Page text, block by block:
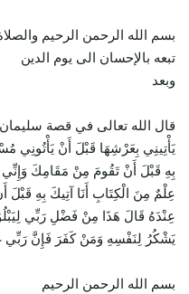
بسم الله الرحمن الرحيم
تبعه بالإحسان الى يوم الدين
وبعد
قال الله تعالى في قصة سليمان
يَأْتِينِي بِعَرْشِهَا قَبْلَ أَنْ يَأْتُونِي
بِهِ قَبْلَ أَنْ تَقُومَ مِنْ مَقَامِكَ
عِلْمٌ مِنَ الْكِتَابِ أَنَا آتِيكَ بِهِ
عِنْدَهُ قَالَ هَذَا مِنْ فَضْلِ رَبِّي
يَشْكُرُ لِنَفْسِهِ وَمَنْ كَفَرَ فَإِنَّ رَبِّي غَنِيٌّ
بسم الله الرحمن الرحيم